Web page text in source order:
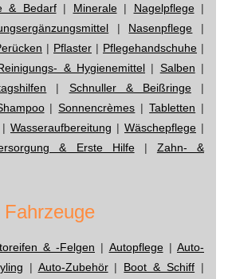
& Bedarf| Minerale| Nagelpflege|
| Nasenpflege |
| Pflaster | Pflegehandschuhe |
& Hygienemittel | Salben |
| Schnuller & Beißringe|
|Sonnencrèmes |Tabletten |
| Wasseraufbereitung | Wäschepflege |
& Erste Hilfe| Zahn- &
Fahrzeuge
& -Felgen | Autopflege| Auto-
| Auto-Zubehör| Boot & Schiff |